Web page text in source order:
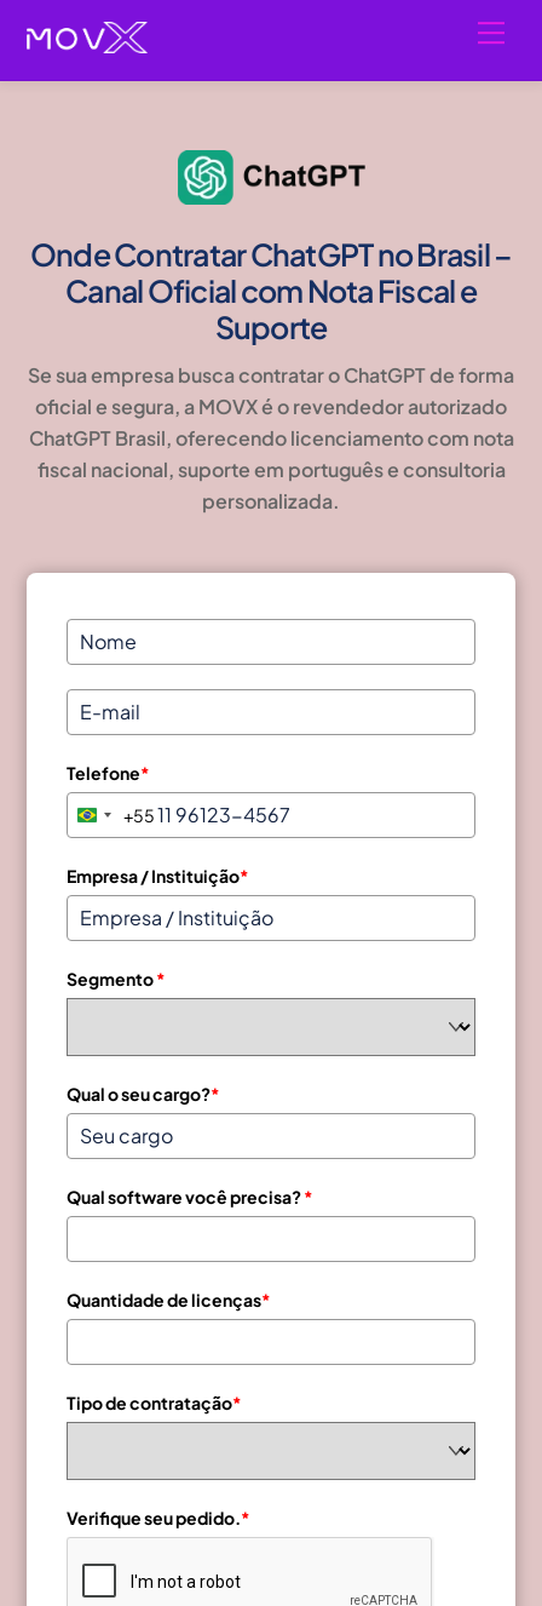
content
Onde Contratar ChatGPT no Brasil –
Canal Oficial com Nota Fiscal e
Suporte
Se sua empresa busca contratar oChatGPT de forma
oficial e segura, a MOVX é orevendedor autorizado
ChatGPT Brasil, oferecendo licenciamento com nota
fiscal nacional, suporte em português e consultoria
personalizada.
Telefone*
B
a
z
i
+
+55
Empresa / Instituição*
Segmento*
Qual o seu cargo?*
Qual software você precisa?*
Quantidade de licenças*
Tipo de contratação*
Verifique seu pedido.*